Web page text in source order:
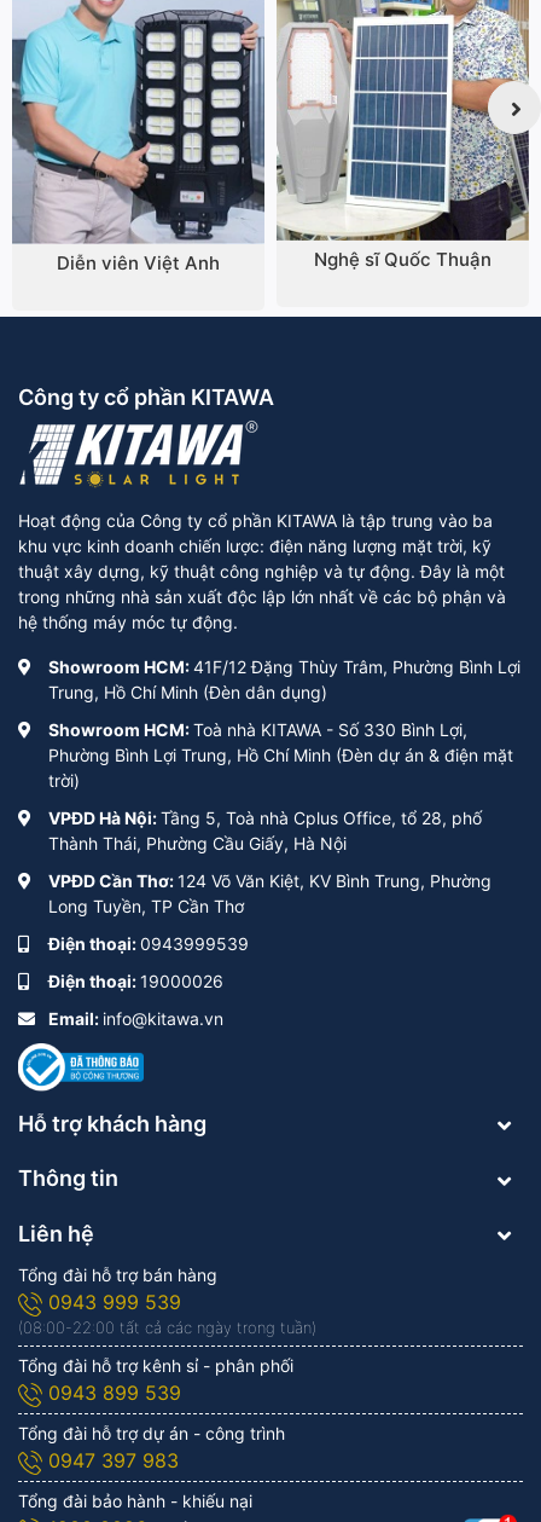
Diễn viên Việt Anh Nghệ sĩ Quốc Thuận
Công ty cổ phần KITAWA
Hoạt động của Công ty cổ phần KITAWA là tập trung vào ba
khu vực kinh doanh chiến lược: điện năng lượng mặt trời, kỹ
thuật xây dựng, kỹ thuật công nghiệp và tự động. Đây là một
trong những nhà sản xuất độc lập lớn nhất về các bộ phận và
hệ thống máy móc tự động.
Showroom HCM:41F/12 Đặng Thùy Trâm, Phường Bình Lợi
Trung, Hồ Chí Minh (Đèn dân dụng)
Showroom HCM:Toà nhà KITAWA - Số 330 Bình Lợi,
Phường Bình Lợi Trung, Hồ Chí Minh (Đèn dự án & điện mặt
trời)
VPĐD Hà Nội:Tầng 5, Toà nhà Cplus Office, tổ 28, phố
Thành Thái, Phường Cầu Giấy, Hà Nội
VPĐD Cần Thơ:124 Võ Văn Kiệt, KV Bình Trung, Phường
Long Tuyền, TP Cần Thơ
Điện thoại:0943999539
Điện thoại:19000026
Email: info@kitawa.vn
Hỗ trợ khách hàng
Thông tin
Liên hệ
Tổng đài hỗ trợ bán hàng
0943 999 539
(08:00-22:00 tất cả các ngày trong tuần)
Tổng đài hỗ trợ kênh sỉ - phân phối
0943 899 539
Tổng đài hỗ trợ dự án - công trình
0947 397 983
Tổng đài bảo hành - khiếu nại